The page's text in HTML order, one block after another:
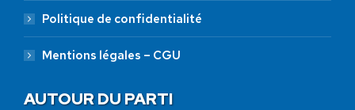
Politique de confidentialité
Mentions légales – CGU
AUTOUR DU PARTI